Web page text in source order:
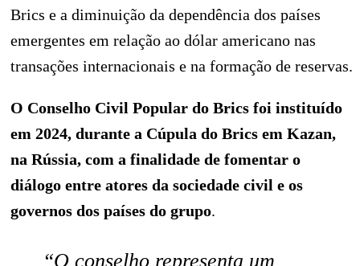
Brics e a diminuição da dependência dos países
emergentes em relação ao dólar americano nas
transações internacionais e na formação de reservas.
O Conselho Civil Popular do Brics foi instituído
em 2024, durante a Cúpula do Brics em Kazan,
na Rússia, com a finalidade de fomentar o
diálogo entre atores da sociedade civil e os
governos dos países do grupo.
“O conselho representa um